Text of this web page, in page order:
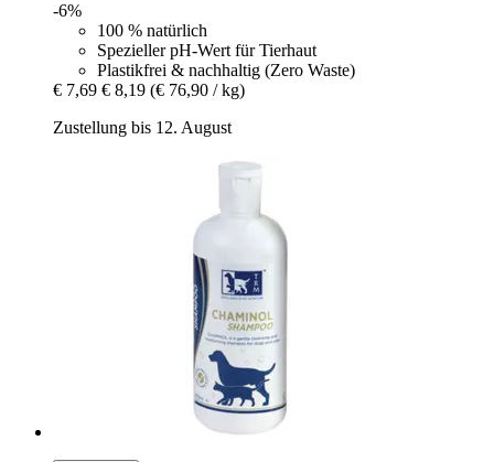
-6%
100 % natürlich
Spezieller pH-Wert für Tierhaut
Plastikfrei & nachhaltig (Zero Waste)
€ 7,69 € 8,19 (€ 76,90 / kg)
Zustellung bis 12. August